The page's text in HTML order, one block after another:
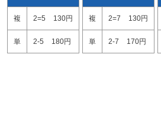
複 2=5 130円
単 2-5 180円
複 2=7 130円
単 2-7 170円